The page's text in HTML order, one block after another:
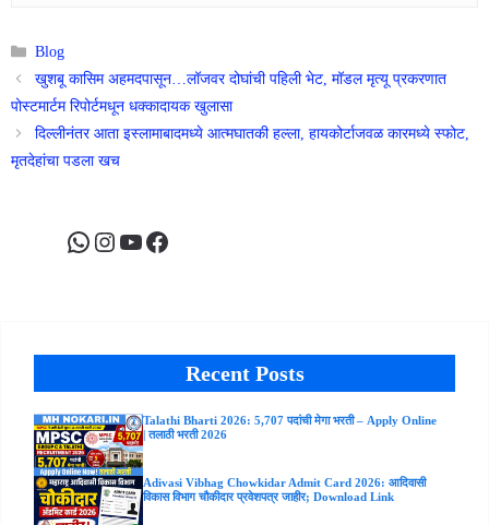
Categories
Blog
खुशबू कासिम अहमदपासून…लॉजवर दोघांची पहिली भेट, मॉडल मृत्यू प्रकरणात
पोस्टमार्टम रिपोर्टमधून धक्कादायक खुलासा
दिल्लीनंतर आता इस्लामाबादमध्ये आत्मघातकी हल्ला, हायकोर्टाजवळ कारमध्ये स्फोट,
मृतदेहांचा पडला खच
WhatsApp
Instagram
YouTube
Facebook
Recent Posts
Talathi Bharti 2026: 5,707 पदांची मेगा भरती – Apply Online
| तलाठी भरती 2026
Adivasi Vibhag Chowkidar Admit Card 2026: आदिवासी
विकास विभाग चौकीदार प्रवेशपत्र जाहीर; Download Link